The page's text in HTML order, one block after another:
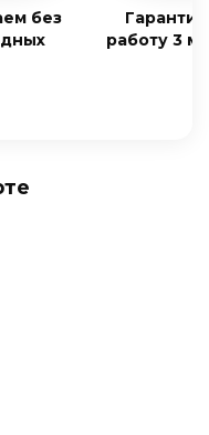
без
работу 3